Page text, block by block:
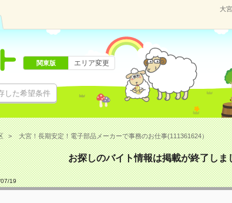
大
した希望条件
関東版 エリア変更
大宮！長期安定！電子部品メーカーで事務のお仕事(111361624）
お探しのバイト情報は掲載が終了しま
07/19